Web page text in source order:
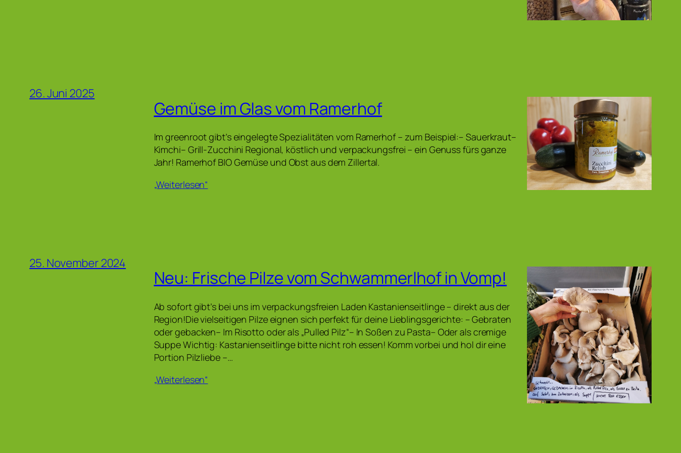
26. Juni 2025
Gemüse im Glas vom Ramerhof
Im greenroot gibt’s eingelegte Spezialitäten vom Ramerhof – zum Beispiel:– Sauerkraut–
Kimchi– Grill-Zucchini Regional, köstlich und verpackungsfrei – ein Genuss fürs ganze
Jahr! Ramerhof BIO Gemüse und Obst aus dem Zillertal.
„Weiterlesen“
25. November 2024
Neu: Frische Pilze vom Schwammerlhof in Vomp!
Ab sofort gibt’s bei uns im verpackungsfreien Laden Kastanienseitlinge – direkt aus der
Region!Die vielseitigen Pilze eignen sich perfekt für deine Lieblingsgerichte: – Gebraten
oder gebacken– Im Risotto oder als „Pulled Pilz“– In Soßen zu Pasta– Oder als cremige
Suppe Wichtig: Kastanienseitlinge bitte nicht roh essen! Komm vorbei und hol dir eine
Portion Pilzliebe –…
„Weiterlesen“